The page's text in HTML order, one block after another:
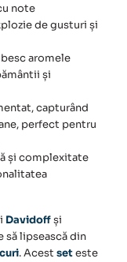
note
de gusturi și
aromele
și
capturând
perfect pentru
și complexitate
Davidoffși
să lipsească din
. Acest seteste